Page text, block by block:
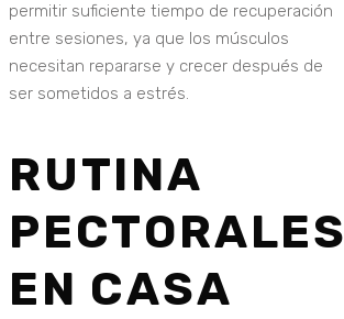
permitir suficiente tiempo de recuperación
entre sesiones, ya que los músculos
necesitan repararse y crecer después de
ser sometidos a estrés.
RUTINA
PECTORALES
EN CASA